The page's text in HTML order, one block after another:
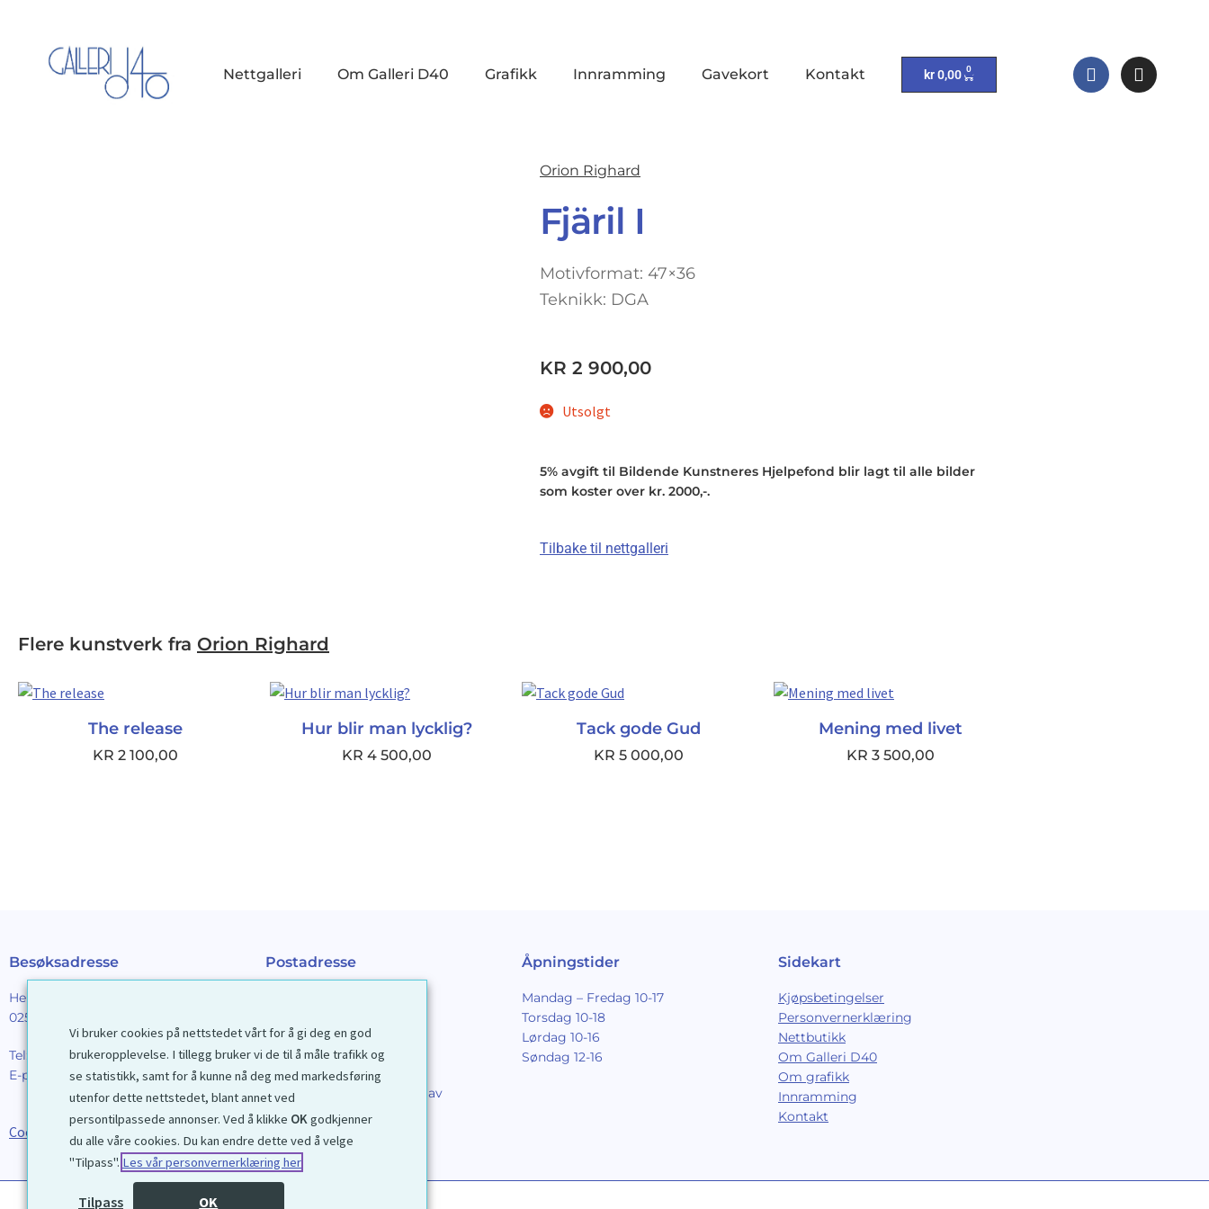
Nettgalleri Om Galleri D40 Grafikk Innramming Gavekort Kontakt kr0,00 0
Orion Righard
Fjäril I
Motivformat: 47×36
Teknikk: DGA
KR 2 900,00
Utsolgt
5% avgift til Bildende Kunstneres Hjelpefond blir lagt til alle bilder
som koster over kr. 2000,-.
Tilbake til nettgalleri
Flere kunstverk fra Orion Righard
The release
KR 2 100,00
Hur blir man lycklig?
KR 4 500,00
Tack gode Gud
KR 5 000,00
Mening med livet
KR 3 500,00
Besøksadresse
Henrik Ibsens gt. 90
0255 Oslo
Tel:
22 44 85 86
E-post:
galleri@d40.no
Cookies
Postadresse
0201 Oslo
Mobilnummer til sporing av
forsendelser: 91924069
Åpningstider
Mandag – Fredag 10-17
Torsdag 10-18
Lørdag 10-16
Søndag 12-16
Sidekart
Kjøpsbetingelser
Personvernerklæring
Nettbutikk
Om Galleri D40
Om grafikk
Innramming
Kontakt
Vi bruker cookies på nettstedet vårt for å gi deg en god
brukeropplevelse. I tillegg bruker vi de til å måle trafikk og
se statistikk, samt for å kunne nå deg med markedsføring
utenfor dette nettstedet, blant annet ved
persontilpassede annonser. Ved å klikke OKgodkjenner
du alle våre cookies. Du kan endre dette ved å velge
"Tilpass". Les vår personvernerklæring her
Tilpass OK